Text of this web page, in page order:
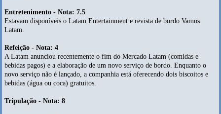
Entretenimento - Nota: 7.5
Estavam disponíveis o Latam Entertainment e revista de bordo Vamos
Latam.
Refeição - Nota: 4
A Latam anunciou recentemente o fim do Mercado Latam (comidas e
bebidas pagos) e a elaboração de um novo serviço de bordo. Enquanto o
novo serviço não é lançado, a companhia está oferecendo dois biscoitos e
bebidas (água ou coca) gratuitos.
Tripulação - Nota: 8